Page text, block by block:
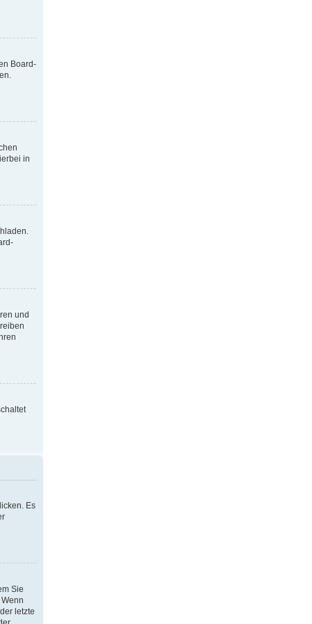
Board-
in
und
Es
Sie
letzte